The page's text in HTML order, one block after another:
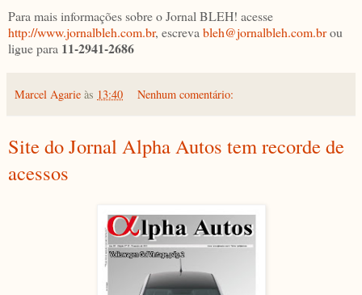
Para mais informações sobre o Jornal BLEH! acesse
http://www.jornalbleh.com.br, escreva bleh@jornalbleh.com.brou
ligue para 11-2941-2686
Marcel Agarie às 13:40 Nenhum comentário:
Site do Jornal Alpha Autos tem recorde de
acessos